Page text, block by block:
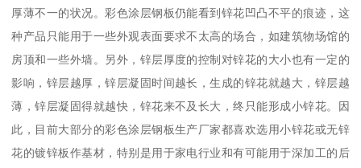
厚薄不一的状况。彩色涂层钢板仍能看到锌花凹凸不平的痕迹，这
种产品只能用于一些外观表面要求不太高的场合，如建筑物场馆的
房顶和一些外墙。另外，锌层厚度的控制对锌花的大小也有一定的
影响，锌层越厚，锌层凝固时间越长，生成的锌花就越大，锌层越
薄，锌层凝固得就越快，锌花来不及长大，终只能形成小锌花。因
此，目前大部分的彩色涂层钢板生产厂家都喜欢选用小锌花或无锌
花的镀锌板作基材，特别是用于家电行业和有可能用于深加工的后